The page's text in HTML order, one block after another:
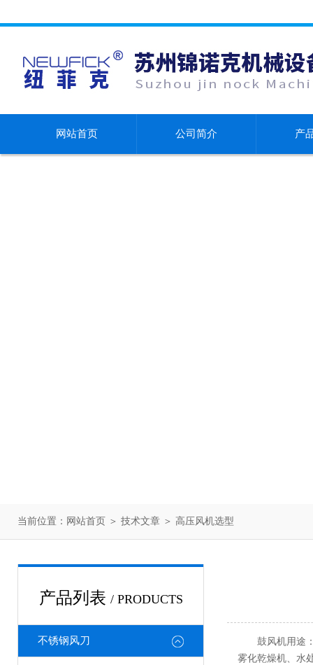
网站首页 公司简介 产
当前位置： 网站首页 ＞ 技术文章 ＞ 高压风机选型
产品列表 / PRODUCTS
不锈钢风刀
鼓风机用途
雾化乾燥机、水